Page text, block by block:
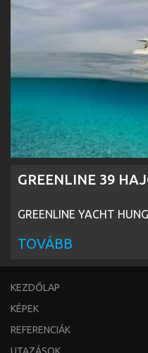
GREENLINE 39
GREENLINE YACHT
TOVÁBB
KEZDŐLAP
KÉPEK
REFERENCIÁK
UTAZÁSOK